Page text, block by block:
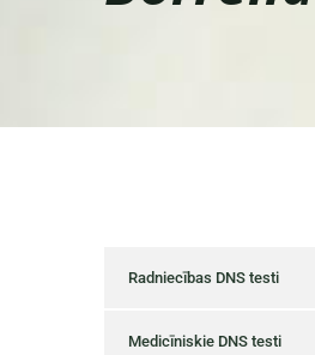
Radniecības DNS testi
Medicīniskie DNS testi